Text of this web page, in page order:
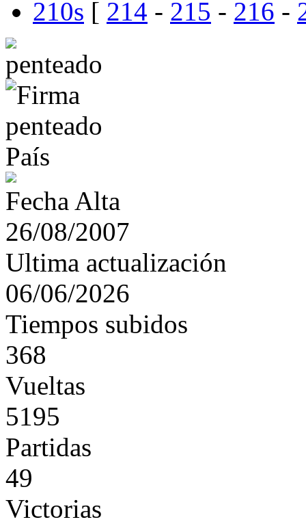
210s [ 214 - 215 - 216 -
País
Fecha Alta
26/08/2007
Ultima actualización
06/06/2026
Tiempos subidos
368
Vueltas
5195
Partidas
49
Victorias